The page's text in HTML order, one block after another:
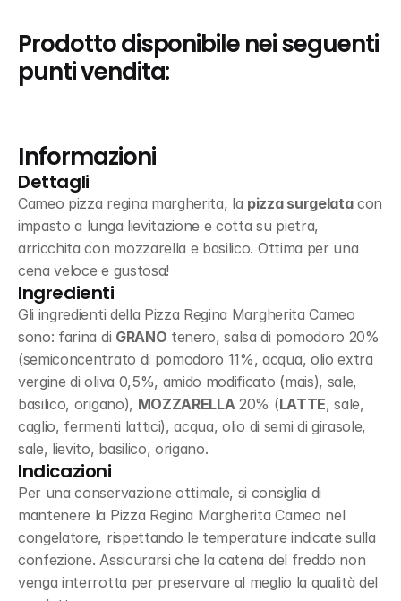
Prodotto disponibile nei seguenti
punti vendita:
Informazioni
Dettagli
Cameo pizza regina margherita, la pizza surgelata con
impasto a lunga lievitazione e cotta su pietra,
arricchita con mozzarella e basilico. Ottima per una
cena veloce e gustosa!
Ingredienti
Gli ingredienti della Pizza Regina Margherita Cameo
sono: farina di GRANO tenero, salsa di pomodoro 20%
(semiconcentrato di pomodoro 11%, acqua, olio extra
vergine di oliva 0,5%, amido modificato (mais), sale,
basilico, origano), MOZZARELLA 20% (LATTE, sale,
caglio, fermenti lattici), acqua, olio di semi di girasole,
sale, lievito, basilico, origano.
Indicazioni
Per una conservazione ottimale, si consiglia di
mantenere la Pizza Regina Margherita Cameo nel
congelatore, rispettando le temperature indicate sulla
confezione. Assicurarsi che la catena del freddo non
venga interrotta per preservare al meglio la qualità del